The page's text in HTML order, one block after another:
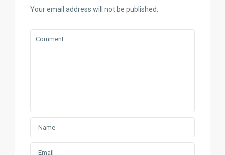
Your email address will not be published.